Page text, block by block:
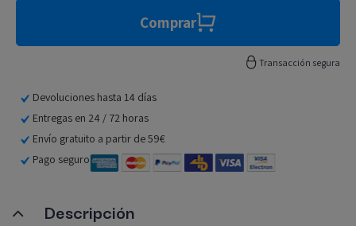
Comprar
Transacción segura
Devoluciones hasta 14 días
Entregas en 24 / 72 horas
Envío gratuito a partir de 59€
Pago seguro
Descripción